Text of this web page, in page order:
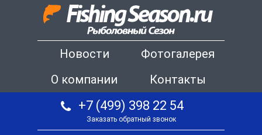
Новости
Фотогалерея
О компании
Контакты
+7 (499) 398 22 54
Заказать обратный звонок